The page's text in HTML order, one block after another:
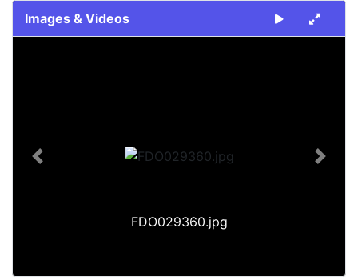
Images & Videos
FDO029360.jpg
Previous Next